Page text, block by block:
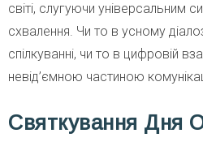
світі, слугуючи універсальним
схвалення. Чи то в усному
спілкуванні, чи то в цифровій
невід’ємною частиною
Святкування Дня